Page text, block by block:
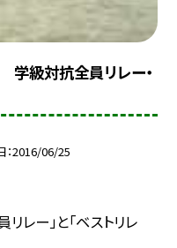
学級対抗全員リレー・
2016/06/25
レー」と「ベストリレ